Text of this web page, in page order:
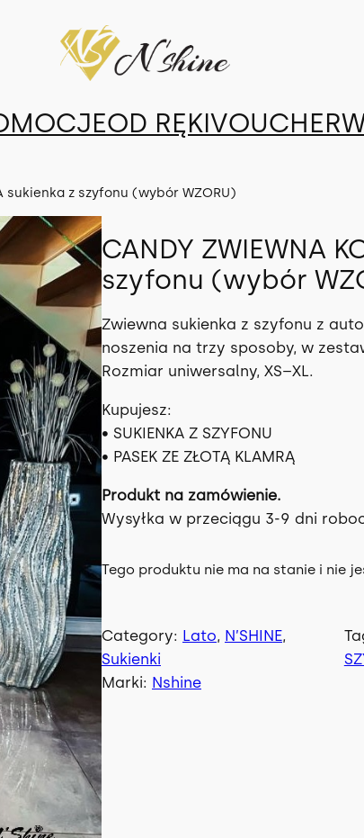
OD RĘKIVOUCHER
sukienka z szyfonu (wybór WZORU)
CANDY ZWIEWNA
szyfonu (wybór
Zwiewna sukienka z szyfonu z
noszenia na trzy sposoby, w
Rozmiar uniwersalny, XS–XL.
Kupujesz:
• SUKIENKA Z SZYFONU
• PASEK ZE ZŁOTĄ KLAMRĄ
Produkt na zamówienie.
Wysyłka w przeciągu 3-9 dni
Tego produktu nie ma na stanie i nie
Category: Lato, N’SHINE
Sukienki
Marki: Nshine